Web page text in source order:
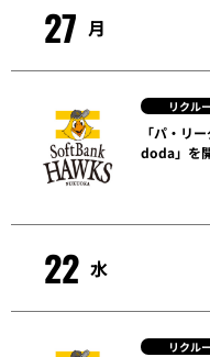
27 月
リクル
「パ・リ
doda」を
22 水
リクル